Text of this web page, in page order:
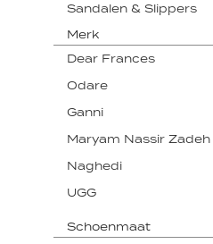
Sandalen & Slippers
Merk
Dear Frances
Odare
Ganni
Maryam Nassir Zadeh
Naghedi
UGG
Schoenmaat